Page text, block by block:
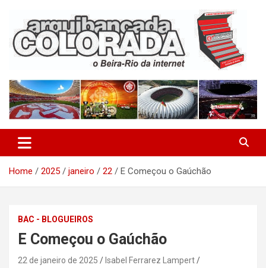
content
Arquibancada Colorada
Home 2025 janeiro 22 E Começou o Gaúchão
BAC - BLOGUEIROS
E Começou o Gaúchão
22 de janeiro de 2025
Isabel Ferrarez Lampert